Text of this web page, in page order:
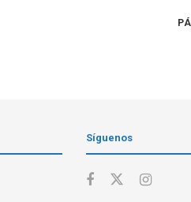
Síguenos